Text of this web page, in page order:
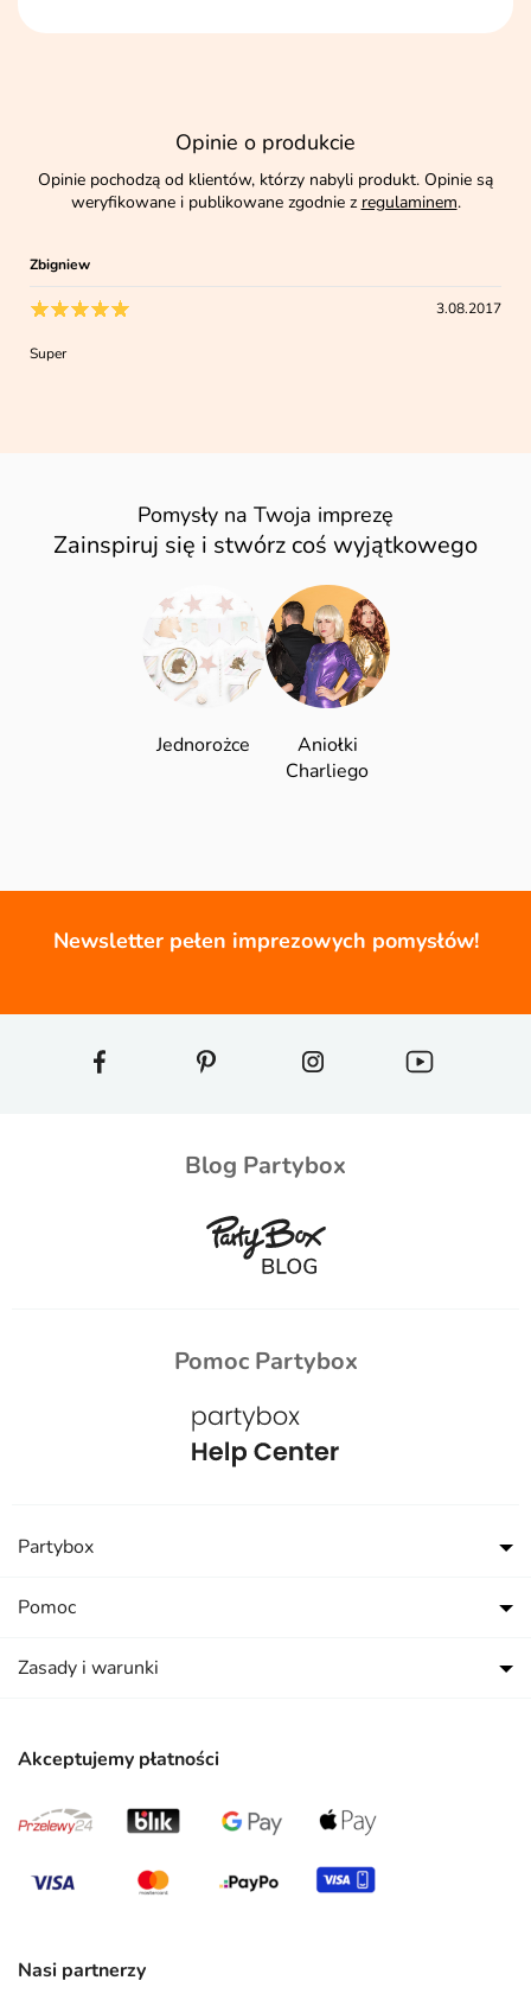
Opinie o produkcie
Opinie pochodzą od klientów, którzy nabyli produkt. Opinie są
weryfikowane i publikowane zgodnie z regulaminem.
Zbigniew
3.08.2017
Super
Pomysły na Twoja imprezę
Zainspiruj się i stwórz coś wyjątkowego
Jednorożce
Aniołki
Charliego
Newsletter pełen imprezowych pomysłów!
Blog Partybox
Pomoc Partybox
Akceptujemy płatności
Nasi partnerzy
Partybox
Pomoc
Zasady i warunki